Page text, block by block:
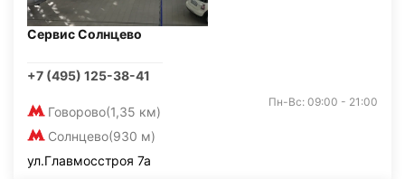
Сервис Солнцево
+7 (495) 125-38-41
Говорово(1,35 км)
Солнцево(930 м)
Пн-Вс: 09:00 - 21:00
ул.Главмосстроя 7а